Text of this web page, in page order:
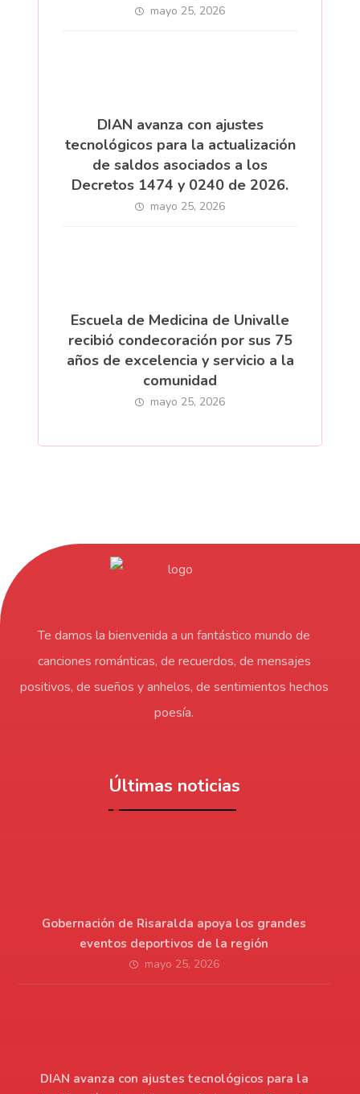
mayo 25, 2026
DIAN avanza con ajustes
tecnológicos para la actualización
de saldos asociados a los
Decretos 1474 y 0240 de 2026.
mayo 25, 2026
Escuela de Medicina de Univalle
recibió condecoración por sus 75
años de excelencia y servicio a la
comunidad
mayo 25, 2026
Te damos la bienvenida a un fantástico mundo de
canciones románticas, de recuerdos, de mensajes
positivos, de sueños y anhelos, de sentimientos hechos
poesía.
Últimas noticias
Gobernación de Risaralda apoya los grandes
eventos deportivos de la región
mayo 25, 2026
DIAN avanza con ajustes tecnológicos para la